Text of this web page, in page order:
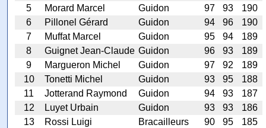
5
Morard Marcel Guidon 97 93
190
6
Pillonel Gérard Guidon 94 96
190
7
Muffat Marcel Guidon 95 94
189
8
Guignet Jean-Claude Guidon 96 93
189
9
Margueron Michel Guidon 97 92
189
10
Tonetti Michel Guidon 93 95
188
11
Jotterand Raymond Guidon 94 93
187
12
Luyet Urbain Guidon 93 93
186
13
Rossi Luigi Bracailleurs 90 95
185